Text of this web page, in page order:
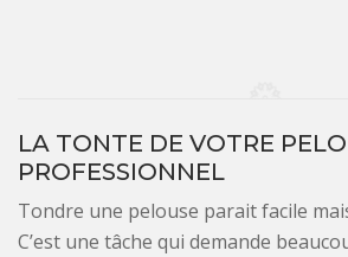
LA TONTE DE VOTRE
PROFESSIONNEL
Tondre une pelouse parait facile
C’est une tâche qui demande